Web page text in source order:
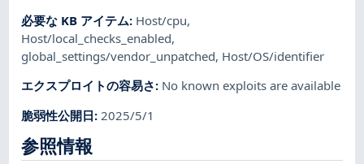
必要な KB アイテム: Host/cpu,
Host/local_checks_enabled,
global_settings/vendor_unpatched, Host/OS/identifier
エクスプロイトの容易さ: No known exploits are available
脆弱性公開日: 2025/5/1
参照情報